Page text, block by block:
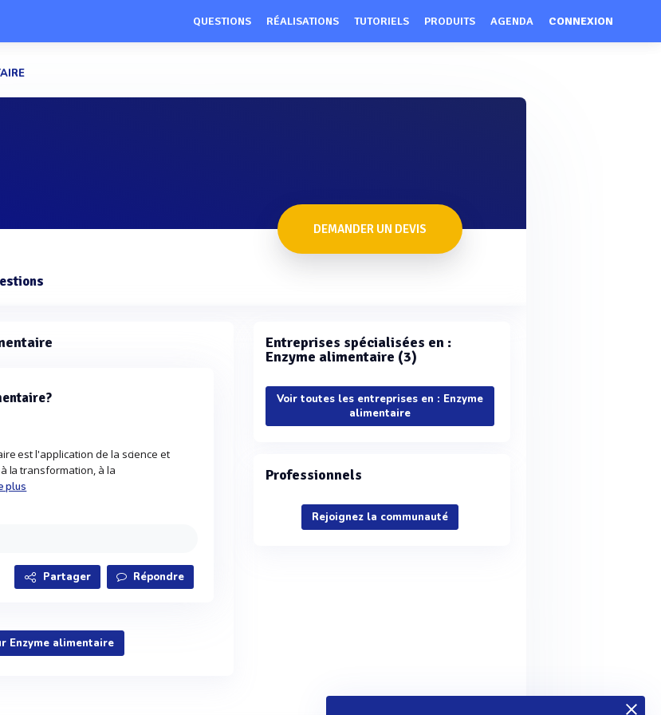
QUESTIONS RÉALISATIONS TUTORIELS PRODUITS AGENDA CONNEXION
DEMANDER UN DEVIS
est l'application de la science et
la transformation, à la
plus
Partager Répondre
Enzyme alimentaire
Entreprises spécialisées en :
Enzyme alimentaire (3)
Voir toutes les entreprises en : Enzyme
alimentaire
Professionnels
Rejoignez la communauté